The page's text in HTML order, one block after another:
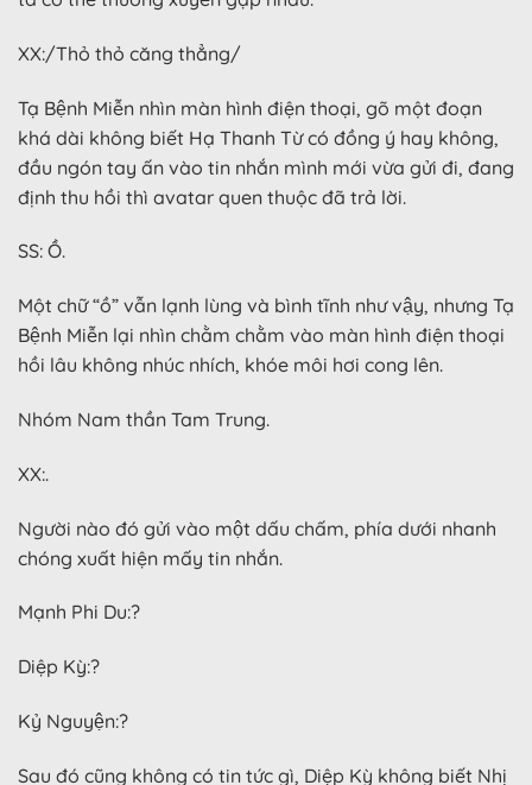
XX:/Thỏ thỏ căng thẳng/
Tạ Bệnh Miễn nhìn màn hình điện thoại, gõ một đoạn
khá dài không biết Hạ Thanh Từ có đồng ý hay không,
đầu ngón tay ấn vào tin nhắn mình mới vừa gửi đi, đang
định thu hồi thì avatar quen thuộc đã trả lời.
SS: Ồ.
Một chữ “ồ” vẫn lạnh lùng và bình tĩnh như vậy, nhưng Tạ
Bệnh Miễn lại nhìn chằm chằm vào màn hình điện thoại
hồi lâu không nhúc nhích, khóe môi hơi cong lên.
Nhóm Nam thần Tam Trung.
XX:.
Người nào đó gửi vào một dấu chấm, phía dưới nhanh
chóng xuất hiện mấy tin nhắn.
Mạnh Phi Du:?
Diệp Kỳ:?
Kỷ Nguyện:?
Sau đó cũng không có tin tức gì, Diệp Kỳ không biết Nhị